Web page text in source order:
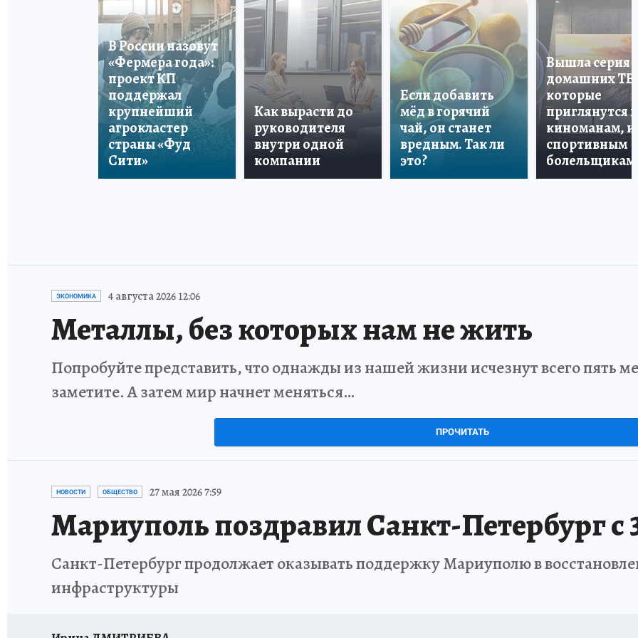
В России назовут
«Фермера года»:
проект КП
поддержал
крупнейший
агрокластер
страны «Фуд
Сити»
Как вырасти до
руководителя
внутри одной
компании
Если добавить
мёд в горячий
чай, он станет
вредным. Так ли
это?
Вышла серия
домашних ТВ,
которые
приглянутся и
киноманам, и
спортивным
болельщикам
ЭКОНОМИКА 4 августа 2026 12:06
Металлы, без которых нам не жить
Попробуйте представить, что однажды из нашей жизни исчезнут всего пять
заметите. А затем мир начнет меняться…
ПРОЧИТАТЬ
НОВОСТИ ОБЩЕСТВО 27 мая 2026 7:59
Мариуполь поздравил Санкт-Петербург с
Санкт-Петербург продолжает оказывать поддержку Мариуполю в
инфраструктуры